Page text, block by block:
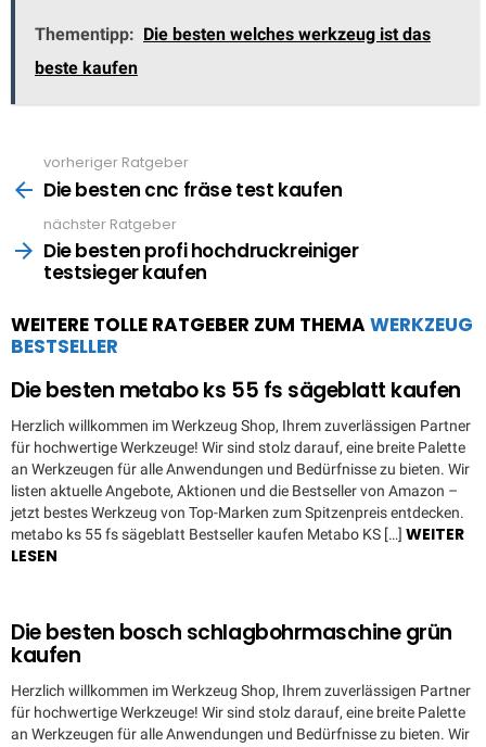
Thementipp: Die besten welches werkzeug ist das
beste kaufen
more
vorheriger Ratgeber
Die besten cnc fräse test kaufen
nächster Ratgeber
Die besten profi hochdruckreiniger
testsieger kaufen
WEITERE TOLLE RATGEBER ZUM THEMAWERKZEUG
BESTSELLER
Die besten metabo ks 55 fs sägeblatt kaufen
Herzlich willkommen im Werkzeug Shop, Ihrem zuverlässigen Partner
für hochwertige Werkzeuge! Wir sind stolz darauf, eine breite Palette
an Werkzeugen für alle Anwendungen und Bedürfnisse zu bieten. Wir
listen aktuelle Angebote, Aktionen und die Bestseller von Amazon –
jetzt bestes Werkzeug von Top-Marken zum Spitzenpreis entdecken.
metabo ks 55 fs sägeblatt Bestseller kaufen Metabo KS […] WEITER
LESEN
Die besten bosch schlagbohrmaschine grün
kaufen
Herzlich willkommen im Werkzeug Shop, Ihrem zuverlässigen Partner
für hochwertige Werkzeuge! Wir sind stolz darauf, eine breite Palette
an Werkzeugen für alle Anwendungen und Bedürfnisse zu bieten. Wir